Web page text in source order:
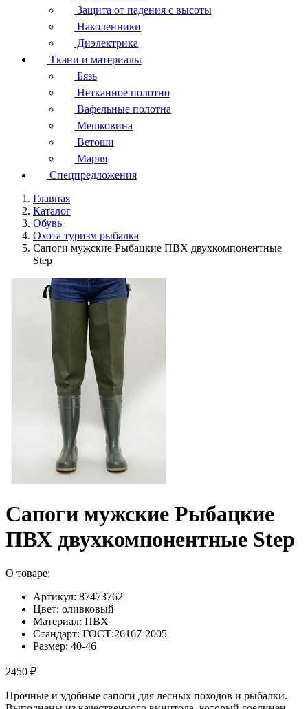
Защита от падения с высоты
Наколенники
Диэлектрика
Ткани и материалы
Бязь
Нетканное полотно
Вафельные полотна
Мешковина
Ветоши
Марля
Спецпредложения
Главная
Каталог
Обувь
Охота туризм рыбалка
Сапоги мужские Рыбацкие ПВХ двухкомпонентные
Step
Сапоги мужские Рыбацкие
ПВХ двухкомпонентные Step
О товаре:
Артикул: 87473762
Цвет: оливковый
Материал: ПВХ
Стандарт: ГОСТ:26167-2005
Размер: 40-46
2450 ₽
Прочные и удобные сапоги для лесных походов и рыбалки.